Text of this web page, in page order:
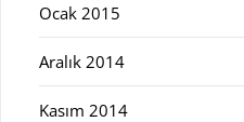
Ocak 2015
Aralık 2014
Kasım 2014